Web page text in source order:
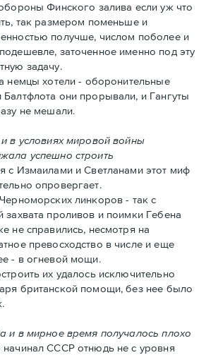
Финского залива если уж что
так размером поменьше и
получше, числом поболее и
заточенное именно под эту
задачу.
немцы хотели - оборонительные
Балтфлота они прорывали, и Гангуты
не мешали.
в условиях мировой войны
успешно строить
с Измаилами и Светланами этот миф
опровергает.
линкоров - так с
захвата проливов и поимки Гебена
не справились, несмотря на
превосходство в числе и еще
- в огневой мощи.
их удалось исключительно
британской помощи, без нее было
и в мирное время получалось плохо
начинал СССР отнюдь не с уровня